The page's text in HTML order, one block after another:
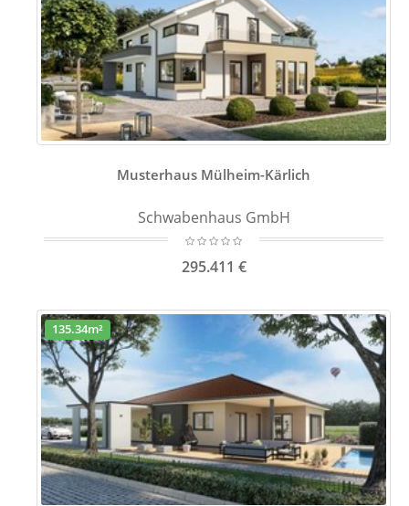
Musterhaus Mülheim-Kärlich
Schwabenhaus GmbH
295.411 €
135.34m²